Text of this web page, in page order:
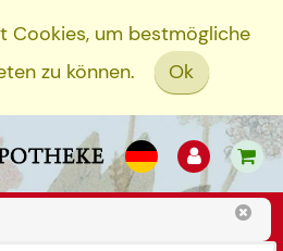
Cookies, um bestmögliche
zu können.
Ok